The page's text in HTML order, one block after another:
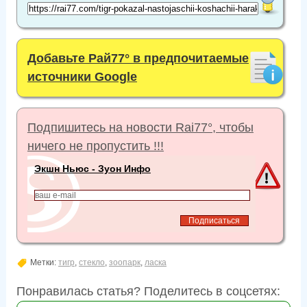
Добавьте Рай77° в предпочитаемые
источники Google
Подпишитесь на новости Rai77°, чтобы
ничего не пропустить !!!
Экшн Ньюс - Зуон Инфо
Метки: тигр, стекло, зоопарк, ласка
Понравилась статья? Поделитесь в соцсетях: